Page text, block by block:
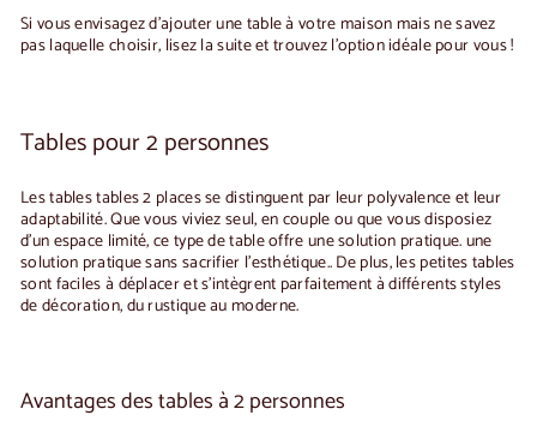
Si vous envisagez d'ajouter une table à votre maison mais ne savez
pas laquelle choisir, lisez la suite et trouvez l'option idéale pour vous !
Tables pour 2 personnes
Les tablestables 2 placesse distinguent par leurpolyvalence et leur
adaptabilité. Que vous viviez seul, en couple ou que vous disposiez
d'un espace limité, ce type de table offre une solution pratique.une
solution pratique sans sacrifier l'esthétique.. De plus, les petites tables
sont faciles à déplacer et s'intègrent parfaitement à différents styles
de décoration, du rustique au moderne.
Avantages des tables à 2 personnes